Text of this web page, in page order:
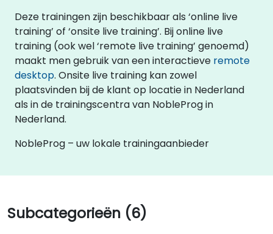
Deze trainingen zijn beschikbaar als ‘online live
training’ of ‘onsite live training’. Bij online live
training (ook wel ‘remote live training’ genoemd)
maakt men gebruik van een interactieve remote
desktop. Onsite live training kan zowel
plaatsvinden bij de klant op locatie in Nederland
als in de trainingscentra van NobleProg in
Nederland.
NobleProg – uw lokale trainingaanbieder
Subcategorieën (6)